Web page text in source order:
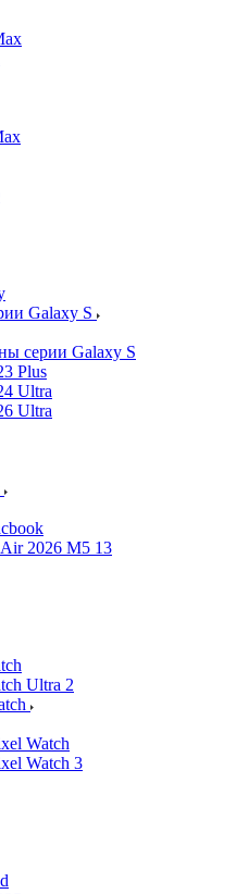
Galaxy S
серии Galaxy S
Plus
Ultra
Ultra
2026 M5 13
Ultra 2
Watch
Watch 3